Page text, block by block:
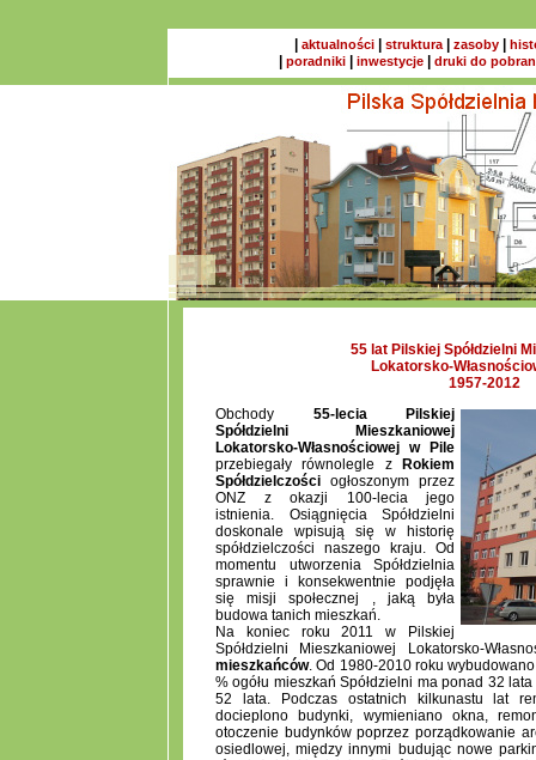
aktualności struktura| zasoby
poradniki inwestycje druki do
55 lat Pilskiej Spółdzielni
Lokatorsko-
1957-2012
Obchody 55-lecia Pilskiej
Spółdzielni Mieszkaniowej
Lokatorsko-Własnościowej w Pile
przebiegały równolegle z
Rokiem
Spółdzielczości ogłoszonym przez
ONZ z okazji 100-lecia jego
istnienia. Osiągnięcia Spółdzielni
doskonale wpisują się w historię
spółdzielczości naszego kraju. Od
momentu utworzenia Spółdzielnia
sprawnie i konsekwentnie podjęła
się misji społecznej , jaką była
budowa tanich mieszkań.
Na koniec roku 2011 w Pilskiej
Spółdzielni Mieszkaniowej Lokatorsko-
mieszkańców. Od 1980-2010 roku
% ogółu mieszkań Spółdzielni ma ponad 32
52 lata. Podczas ostatnich kilkunastu lat
docieplono budynki, wymieniano okna,
otoczenie budynków poprzez porządkowanie
osiedlowej, między innymi budując nowe